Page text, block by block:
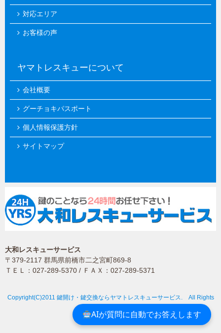
対応エリア
お客様の声
ヤマトレスキューについて
会社概要
グーチョキパスポート
個人情報保護方針
サイトマップ
大和レスキューサービス
〒379-2117 群馬県前橋市二之宮町869-8
ＴＥＬ：027-289-5370 / ＦＡＸ：027-289-5371
Copyright(C)2011 鍵開け・鍵交換ならヤマトレスキューサービス. All Rights
AIが質問に自動でお答えします